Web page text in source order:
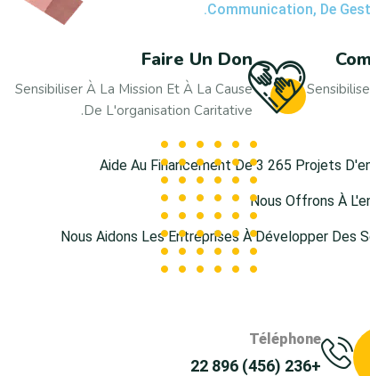
Communication, De
Faire Un Don
Sensibiliser À La Mission Et À La Cause
De L'organisation Caritative.
Aide Au Financement De 3 265 Projets
Nous Offrons À
Nous Aidons Les Entreprises À Développer Des
Téléphone
+236 (456) 896 22